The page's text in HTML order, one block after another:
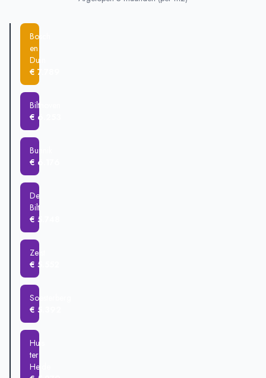
Soesterberg
De Bilt
Huis ter Heide
Bosch
en
Duin
€ 7.789
Bilthoven
€ 6.253
Bunnik
€ 6.176
De
Bilt
€ 5.748
Zeist
€ 5.552
Soesterberg
€ 5.392
Huis
ter
Heide